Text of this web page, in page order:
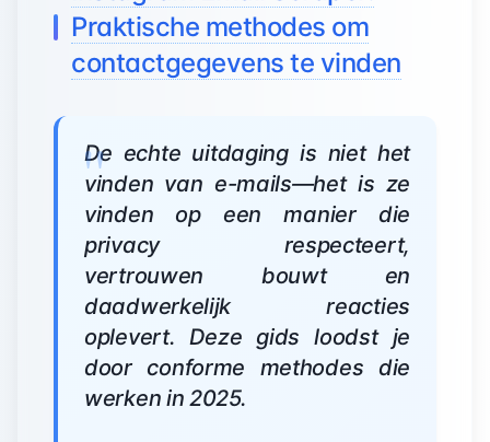
Praktische methodes om
contactgegevens te vinden
De echte uitdaging is niet het
vinden van e-mails—het is ze
vinden op een manier die
privacy respecteert,
vertrouwen bouwt en
daadwerkelijk reacties
oplevert. Deze gids loodst je
door conforme methodes die
werken in 2025.